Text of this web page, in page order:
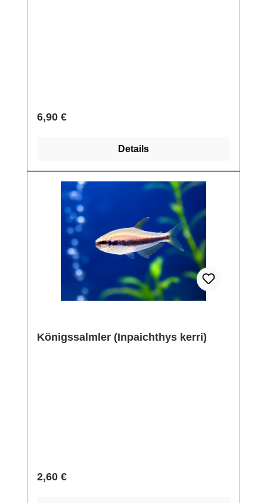
Regulärer Preis:
6,90 €
Details
Königssalmler (Inpaichthys kerri)
Regulärer Preis:
2,60 €